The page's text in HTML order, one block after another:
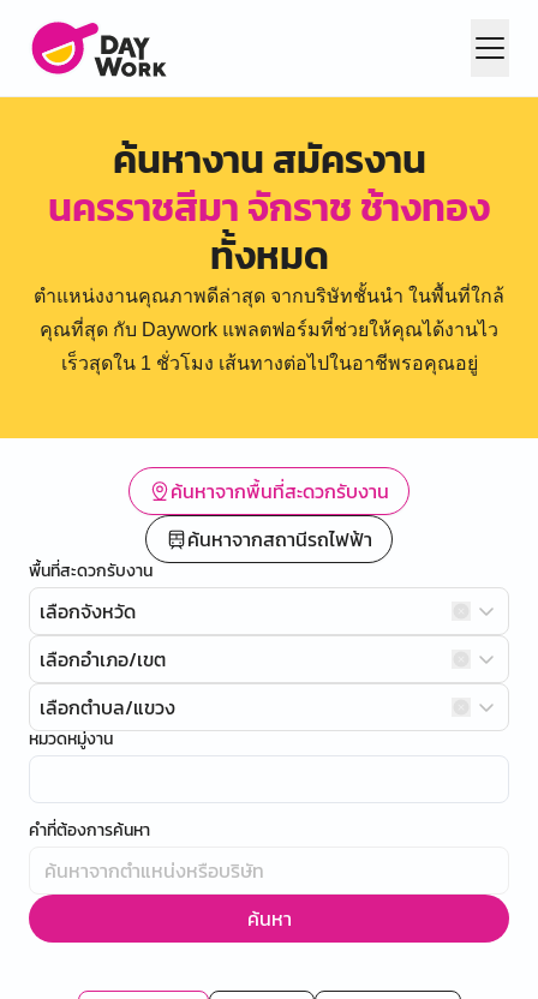
ค้นหางาน สมัครงาน
นครราชสีมา จักราช ช้างทอง
ทั้งหมด
ตำแหน่งงานคุณภาพดีล่าสุด จากบริษัทชั้นนำ ในพื้นที่ใกล้
คุณที่สุด กับ Daywork แพลตฟอร์มที่ช่วยให้คุณได้งานไว
เร็วสุดใน 1 ชั่วโมง เส้นทางต่อไปในอาชีพรอคุณอยู่
ค้นหาจากพื้นที่สะดวกรับงาน
ค้นหาจากสถานีรถไฟฟ้า
พื้นที่สะดวกรับงาน
เลือกจังหวัด
เลือกอำเภอ/เขต
เลือกตำบล/แขวง
หมวดหมู่งาน
คำที่ต้องการค้นหา
ค้นหา